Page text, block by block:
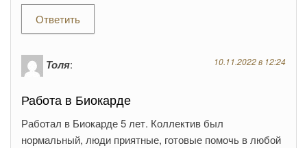
Ответить
Толя: 10.11.2022 в 12:24
Работа в Биокарде
Работал в Биокарде 5 лет. Коллектив был
нормальный, люди приятные, готовые помочь в любой